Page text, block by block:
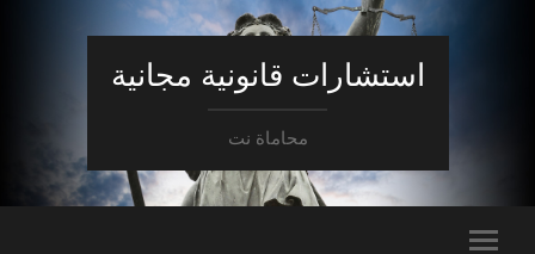
استشارات قانونية مجانية
محاماة نت